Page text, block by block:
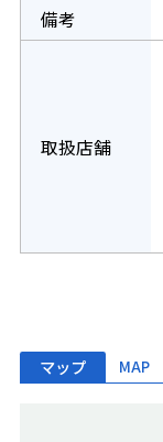
備考
取扱店舗
マップ MAP